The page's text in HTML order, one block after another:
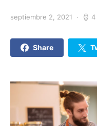
septiembre 2, 2021
Share